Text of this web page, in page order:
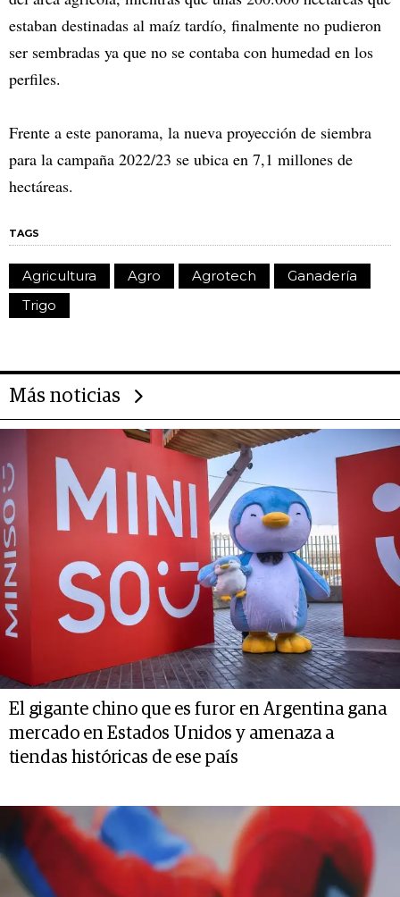
estaban destinadas al maíz tardío, finalmente no pudieron
ser sembradas ya que no se contaba con humedad en los
perfiles.
Frente a este panorama, la nueva proyección de siembra
para la campaña 2022/23 se ubica en 7,1 millones de
hectáreas.
TAGS
Agricultura Agro Agrotech
Ganadería
Trigo
Más noticias
El gigante chino que es furor en Argentina gana
mercado en Estados Unidos y amenaza a
tiendas históricas de ese país